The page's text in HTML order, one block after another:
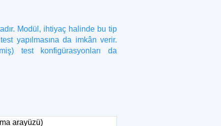
Modül, ihtiyaç halinde bu tip
yapılmasına da imkân verir.
test konfigürasyonları da
arayüzü)